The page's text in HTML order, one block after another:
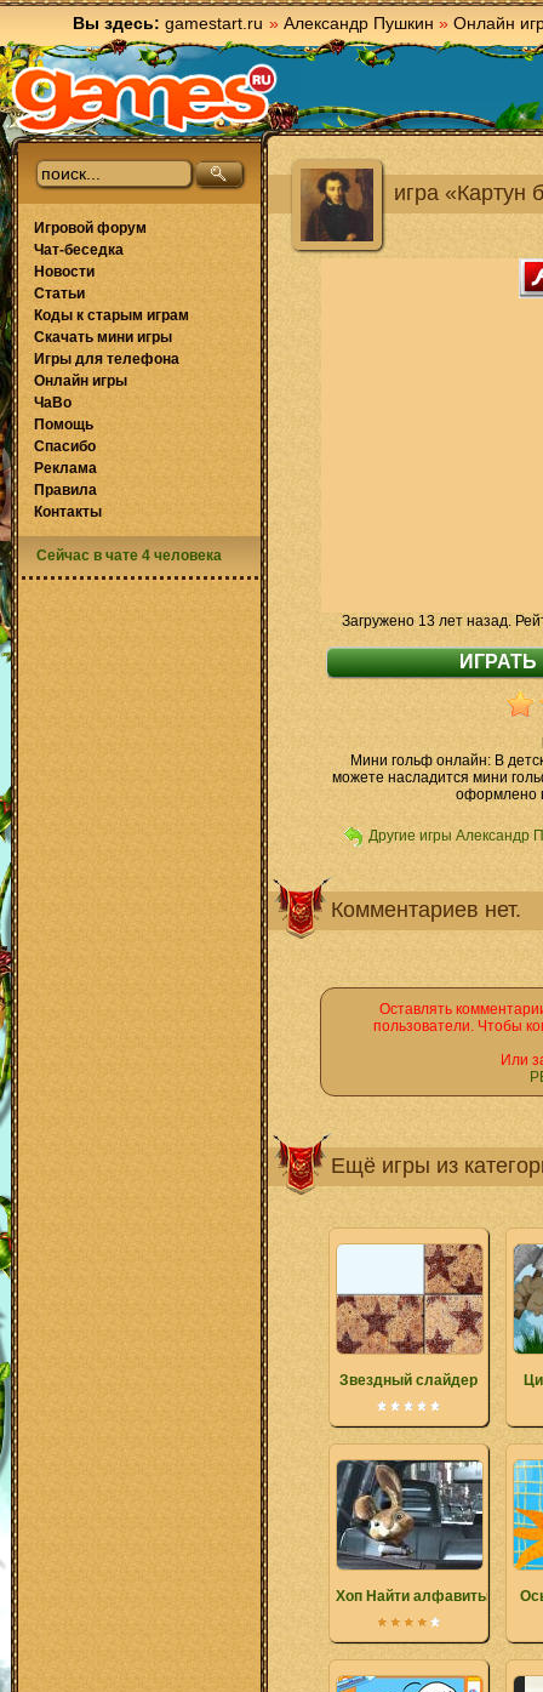
Вы здесь: gamestart.ru » Александр Пушкин » Онлайн
игра «Картун
Загружено 13 лет назад.
Мини гольф онлайн: В
можете насладится мини
оформлено
Другие игры Александр
Комментариев нет.
Оставлять
пользователи. Чтобы
Или
Ещё игры из
Звездный слайдер
Хоп Найти алфавиты
Игровой форум
Чат-беседка
Новости
Статьи
Коды к старым играм
Скачать мини игры
Игры для телефона
Онлайн игры
ЧаВо
Помощь
Спасибо
Реклама
Правила
Контакты
Сейчас в чате 4 человека